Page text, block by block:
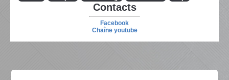
Contacts
Facebook
Chaîne youtube